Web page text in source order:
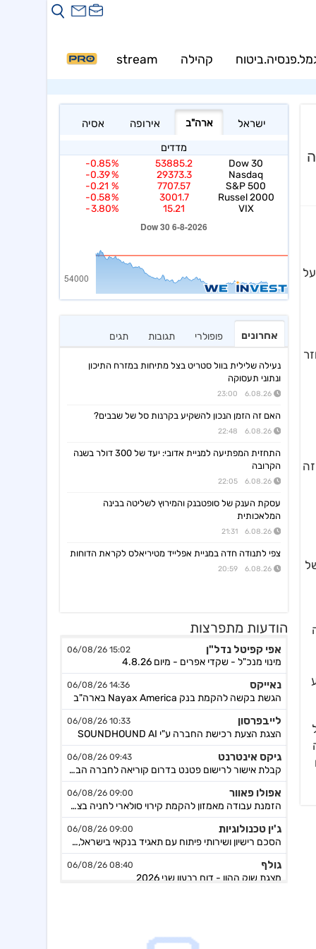
קהילה stream
PRO
על
אחרונים פופולרי תגובות תגים
נעילה שלילית בוול סטריט בצל מתיחות במזרח התיכון
ונתוני תעסוקה
6.08.26 23:00
האם זה הזמן הנכון להשקיע בקרנות סל של שבבים?
6.08.26 22:48
התחזית המפתיעה למניית אדובי: יעד של 300 דולר בשנה
הקרובה
6.08.26 22:05
עסקת הענק של סופטבנק והמירוץ לשליטה בבינה
המלאכותית
6.08.26 21:31
צפי לתנודה חדה במניית אפלייד מטיריאלס לקראת הדוחות
6.08.26 20:59
הודעות מתפרצות
מינוי מנכ"ל - שקדי אפרים - מיום 4.8.26
נאייקס 14:36 06/08/26
הגשת בקשה להקמת בנק Nayax America בארה"ב
לייבפרסון 10:33 06/08/26
הצגת הצעת רכישת החברה ע"י SOUNDHOUND AI
גיקס אינטרנט 09:43 06/08/26
קבלת אישור לרישום פטנט בדרום קוריאה לחברה הבת דליברז בתחום ניווט מתקדם לרכבים ורובוטים
אפולו פאוור 09:00 06/08/26
הזמנת עבודה מאמזון להקמת קירוי סולארי לחניה בצרפת בסך של כ-2 מ'ש"ח,המשך
ג'ין טכנולוגיות 09:00 06/08/26
הסכם רישיון ושירותי פיתוח עם תאגיד בנקאי בישראל,פרטים
גולף 08:40 06/08/26
מצגת שוק ההון - דוח רבעון שני 2026